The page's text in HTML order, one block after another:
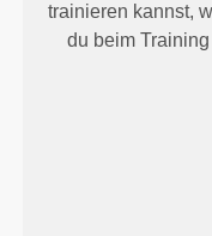
trainieren kannst,
du beim